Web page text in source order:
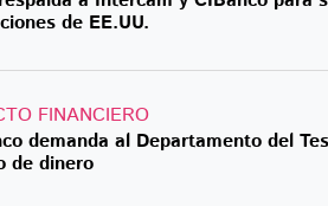
de EE.UU.
FINANCIERO
demanda al Departamento del
de dinero